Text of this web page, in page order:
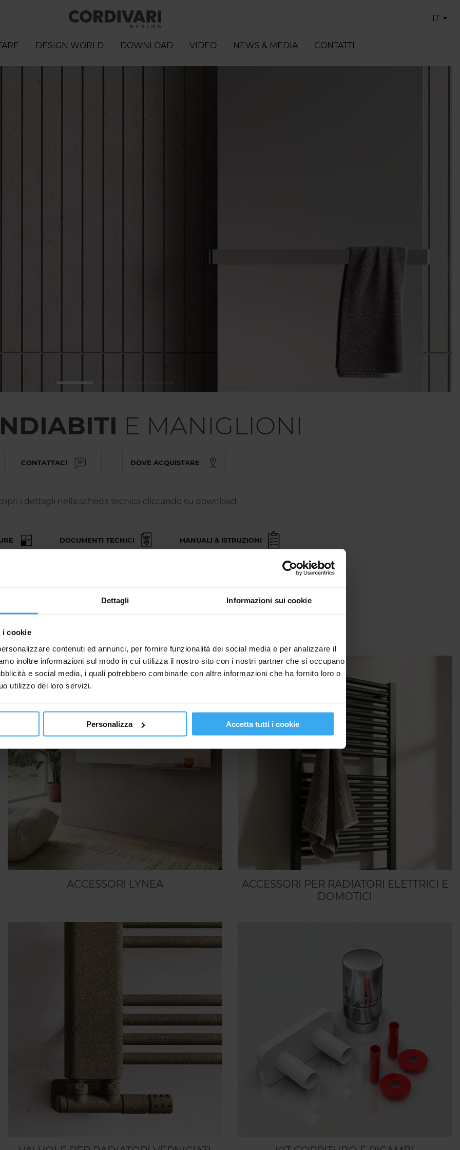
Dettagli Informazioni sui cookie
i cookie
contenuti ed annunci, per fornire funzionalità dei social media e per analizzare il
inoltre informazioni sul modo in cui utilizza il nostro sito con i nostri partner che si occupano
e social media, i quali potrebbero combinarle con altre informazioni che ha fornito loro o
utilizzo dei loro servizi.
Personalizza Accetta tutti i cookie
IT
DESIGN WORLD DOWNLOAD VIDEO NEWS & MEDIA CONTATTI
E MANIGLIONI
CONTATTACI DOVE ACQUISTARE
i dettagli nella scheda tecnica cliccando su download.
DOCUMENTI TECNICI MANUALI & ISTRUZIONI
SOLUZIONI SIMILI…
ACCESSORI LYNEA
ACCESSORI PER RADIATORI ELETTRICI E
DOMOTICI